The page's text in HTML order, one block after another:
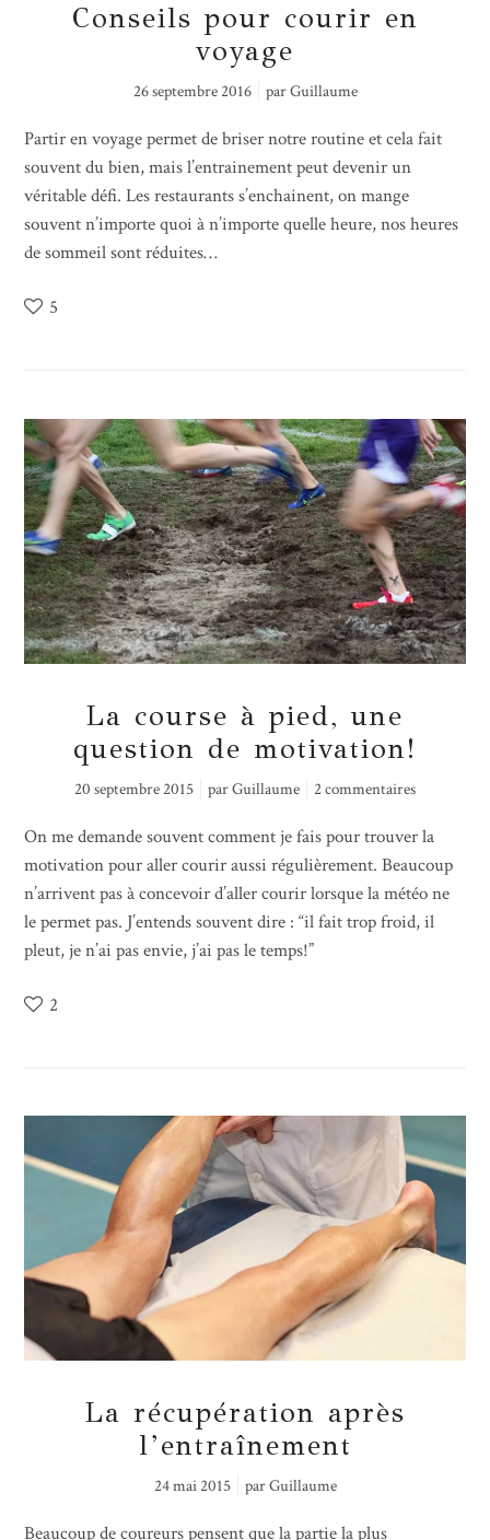
Conseils pour courir en
voyage
26 septembre 2016 parGuillaume
Partir en voyage permet de briser notre routine et cela fait
souvent du bien, mais l’entrainement peut devenir un
véritable défi. Les restaurants s’enchainent, on mange
souvent n’importe quoi à n’importe quelle heure, nos heures
de sommeil sont réduites…
5
La course à pied, une
question de motivation!
20 septembre 2015 parGuillaume 2 commentaires
On me demande souvent comment je fais pour trouver la
motivation pour aller courir aussi régulièrement. Beaucoup
n’arrivent pas à concevoir d’aller courir lorsque la météo ne
le permet pas. J’entends souvent dire : “il fait trop froid, il
pleut, je n’ai pas envie, j’ai pas le temps!”
2
La récupération après
l’entraînement
24 mai 2015 parGuillaume
Beaucoup de coureurs pensent que la partie la plus